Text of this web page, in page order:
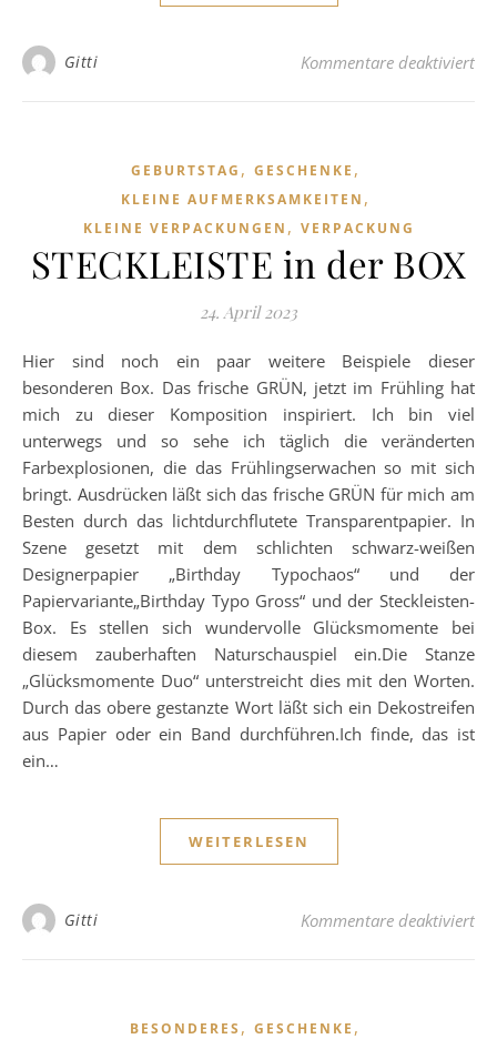
Gitti Kommentare deaktiviertfür
GEBURTSTAG , GESCHENKE ,
KLEINE AUFMERKSAMKEITEN ,
KLEINE VERPACKUNGEN , VERPACKUNG
STECKLEISTE in der BOX
24. April 2023
Hier sind noch ein paar weitere Beispiele dieser
besonderen Box. Das frische GRÜN, jetzt im Frühling hat
mich zu dieser Komposition inspiriert. Ich bin viel
unterwegs und so sehe ich täglich die veränderten
Farbexplosionen, die das Frühlingserwachen so mit sich
bringt. Ausdrücken läßt sich das frische GRÜN für mich am
Besten durch das lichtdurchflutete Transparentpapier. In
Szene gesetzt mit dem schlichten schwarz-weißen
Designerpapier „Birthday Typochaos“ und der
Papiervariante„Birthday Typo Gross“ und der Steckleisten-
Box. Es stellen sich wundervolle Glücksmomente bei
diesem zauberhaften Naturschauspiel ein.Die Stanze
„Glücksmomente Duo“ unterstreicht dies mit den Worten.
Durch das obere gestanzte Wort läßt sich ein Dekostreifen
aus Papier oder ein Band durchführen.Ich finde, das ist
ein…
WEITERLESEN
Gitti Kommentare deaktiviertfür
BESONDERES , GESCHENKE ,